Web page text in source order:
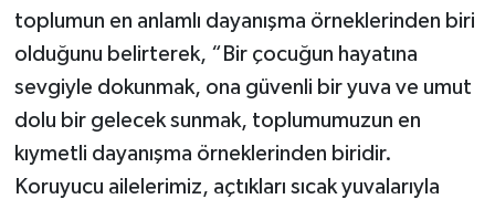
toplumun en anlamlı dayanışma örneklerinden biri
olduğunu belirterek, “Bir çocuğun hayatına
sevgiyle dokunmak, ona güvenli bir yuva ve umut
dolu bir gelecek sunmak, toplumumuzun en
kıymetli dayanışma örneklerinden biridir.
Koruyucu ailelerimiz, açtıkları sıcak yuvalarıyla